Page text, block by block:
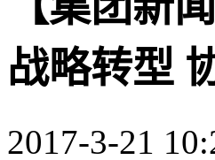
战略转型
2017-3-21